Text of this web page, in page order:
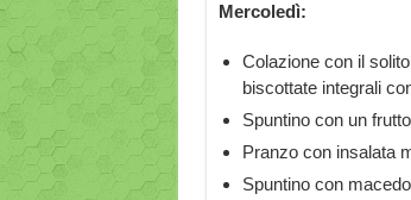
Mercoledì:
Colazione con il
biscottate integrali
Spuntino con un
Pranzo con insalata
Spuntino con